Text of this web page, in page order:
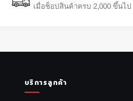
เมื่อช็อปสินค้าครบ 2,000 ขึ้นไป
บริการลูกค้า